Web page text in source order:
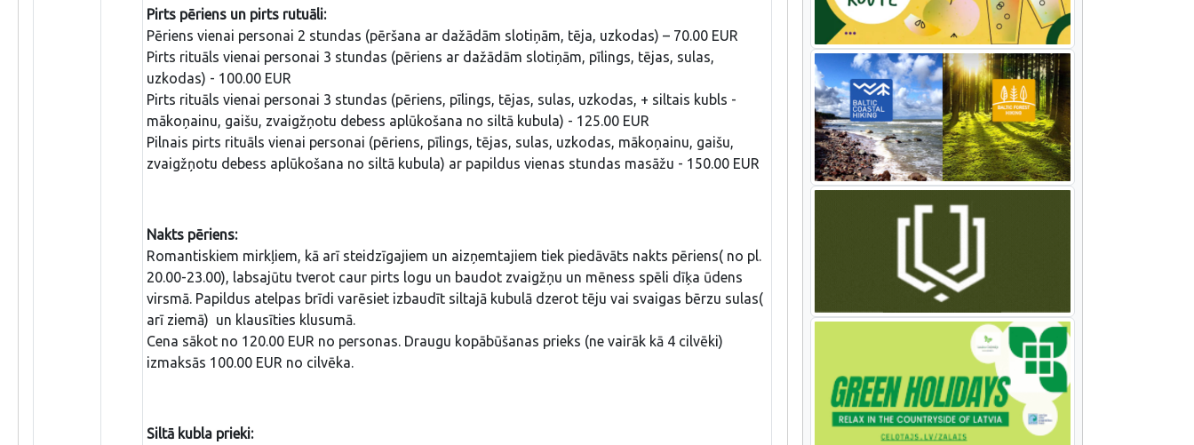
Pirts pēriens un pirts rutuāli:
Pēriens vienai personai 2 stundas (pēršana ar dažādām slotiņām, tēja, uzkodas) – 70.00 EUR
Pirts rituāls vienai personai 3 stundas (pēriens ar dažādām slotiņām, pīlings, tējas, sulas,
uzkodas) - 100.00 EUR
Pirts rituāls vienai personai 3 stundas (pēriens, pīlings, tējas, sulas, uzkodas, + siltais kubls -
mākoņainu, gaišu, zvaigžņotu debess aplūkošana no siltā kubula) - 125.00 EUR
Pilnais pirts rituāls vienai personai (pēriens, pīlings, tējas, sulas, uzkodas, mākoņainu, gaišu,
zvaigžņotu debess aplūkošana no siltā kubula) ar papildus vienas stundas masāžu - 150.00 EUR
Nakts pēriens:
Romantiskiem mirkļiem, kā arī steidzīgajiem un aizņemtajiem tiek piedāvāts nakts pēriens( no pl.
20.00-23.00), labsajūtu tverot caur pirts logu un baudot zvaigžņu un mēness spēli dīķa ūdens
virsmā. Papildus atelpas brīdi varēsiet izbaudīt siltajā kubulā dzerot tēju vai svaigas bērzu sulas(
arī ziemā) un klausīties klusumā.
Cena sākot no 120.00 EUR no personas. Draugu kopābūšanas prieks (ne vairāk kā 4 cilvēki)
izmaksās 100.00 EUR no cilvēka.
Siltā kubla prieki: